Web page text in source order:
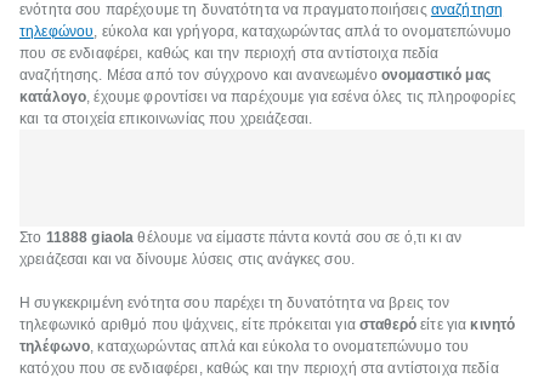
ενότητα σου παρέχουμε τη δυνατότητα να πραγματοποιήσεις αναζήτηση
τηλεφώνου, εύκολα και γρήγορα, καταχωρώντας απλά το ονοματεπώνυμο
που σε ενδιαφέρει, καθώς και την περιοχή στα αντίστοιχα πεδία
αναζήτησης. Μέσα από τον σύγχρονο και ανανεωμένο ονομαστικό μας
κατάλογο, έχουμε φροντίσει να παρέχουμε για εσένα όλες τις πληροφορίες
και τα στοιχεία επικοινωνίας που χρειάζεσαι.
Στο 11888 giaola θέλουμε να είμαστε πάντα κοντά σου σε ό,τι κι αν
χρειάζεσαι και να δίνουμε λύσεις στις ανάγκες σου.
Η συγκεκριμένη ενότητα σου παρέχει τη δυνατότητα να βρεις τον
τηλεφωνικό αριθμό που ψάχνεις, είτε πρόκειται γιασταθερό είτε για κινητό
τηλέφωνο, καταχωρώντας απλά και εύκολα το ονοματεπώνυμο του
κατόχου που σε ενδιαφέρει, καθώς και την περιοχή στα αντίστοιχα πεδία